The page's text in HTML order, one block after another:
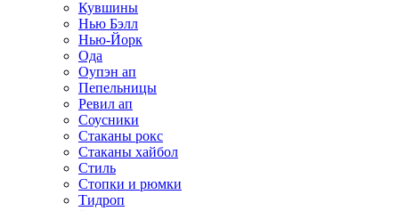
Кувшины
Нью Бэлл
Нью-Йорк
Ода
Оупэн ап
Пепельницы
Ревил ап
Соусники
Стаканы рокс
Стаканы хайбол
Стиль
Стопки и рюмки
Тидроп